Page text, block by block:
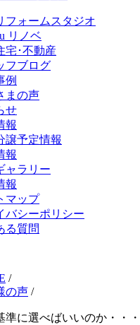
フォームスタジオ
リノベ
宅･不動産
フブログ
例
まの声
せ
報
譲予定情報
報
ャラリー
報
マップ
バシーポリシー
る質問
/
の声 /
準に選べばいいのか・・・